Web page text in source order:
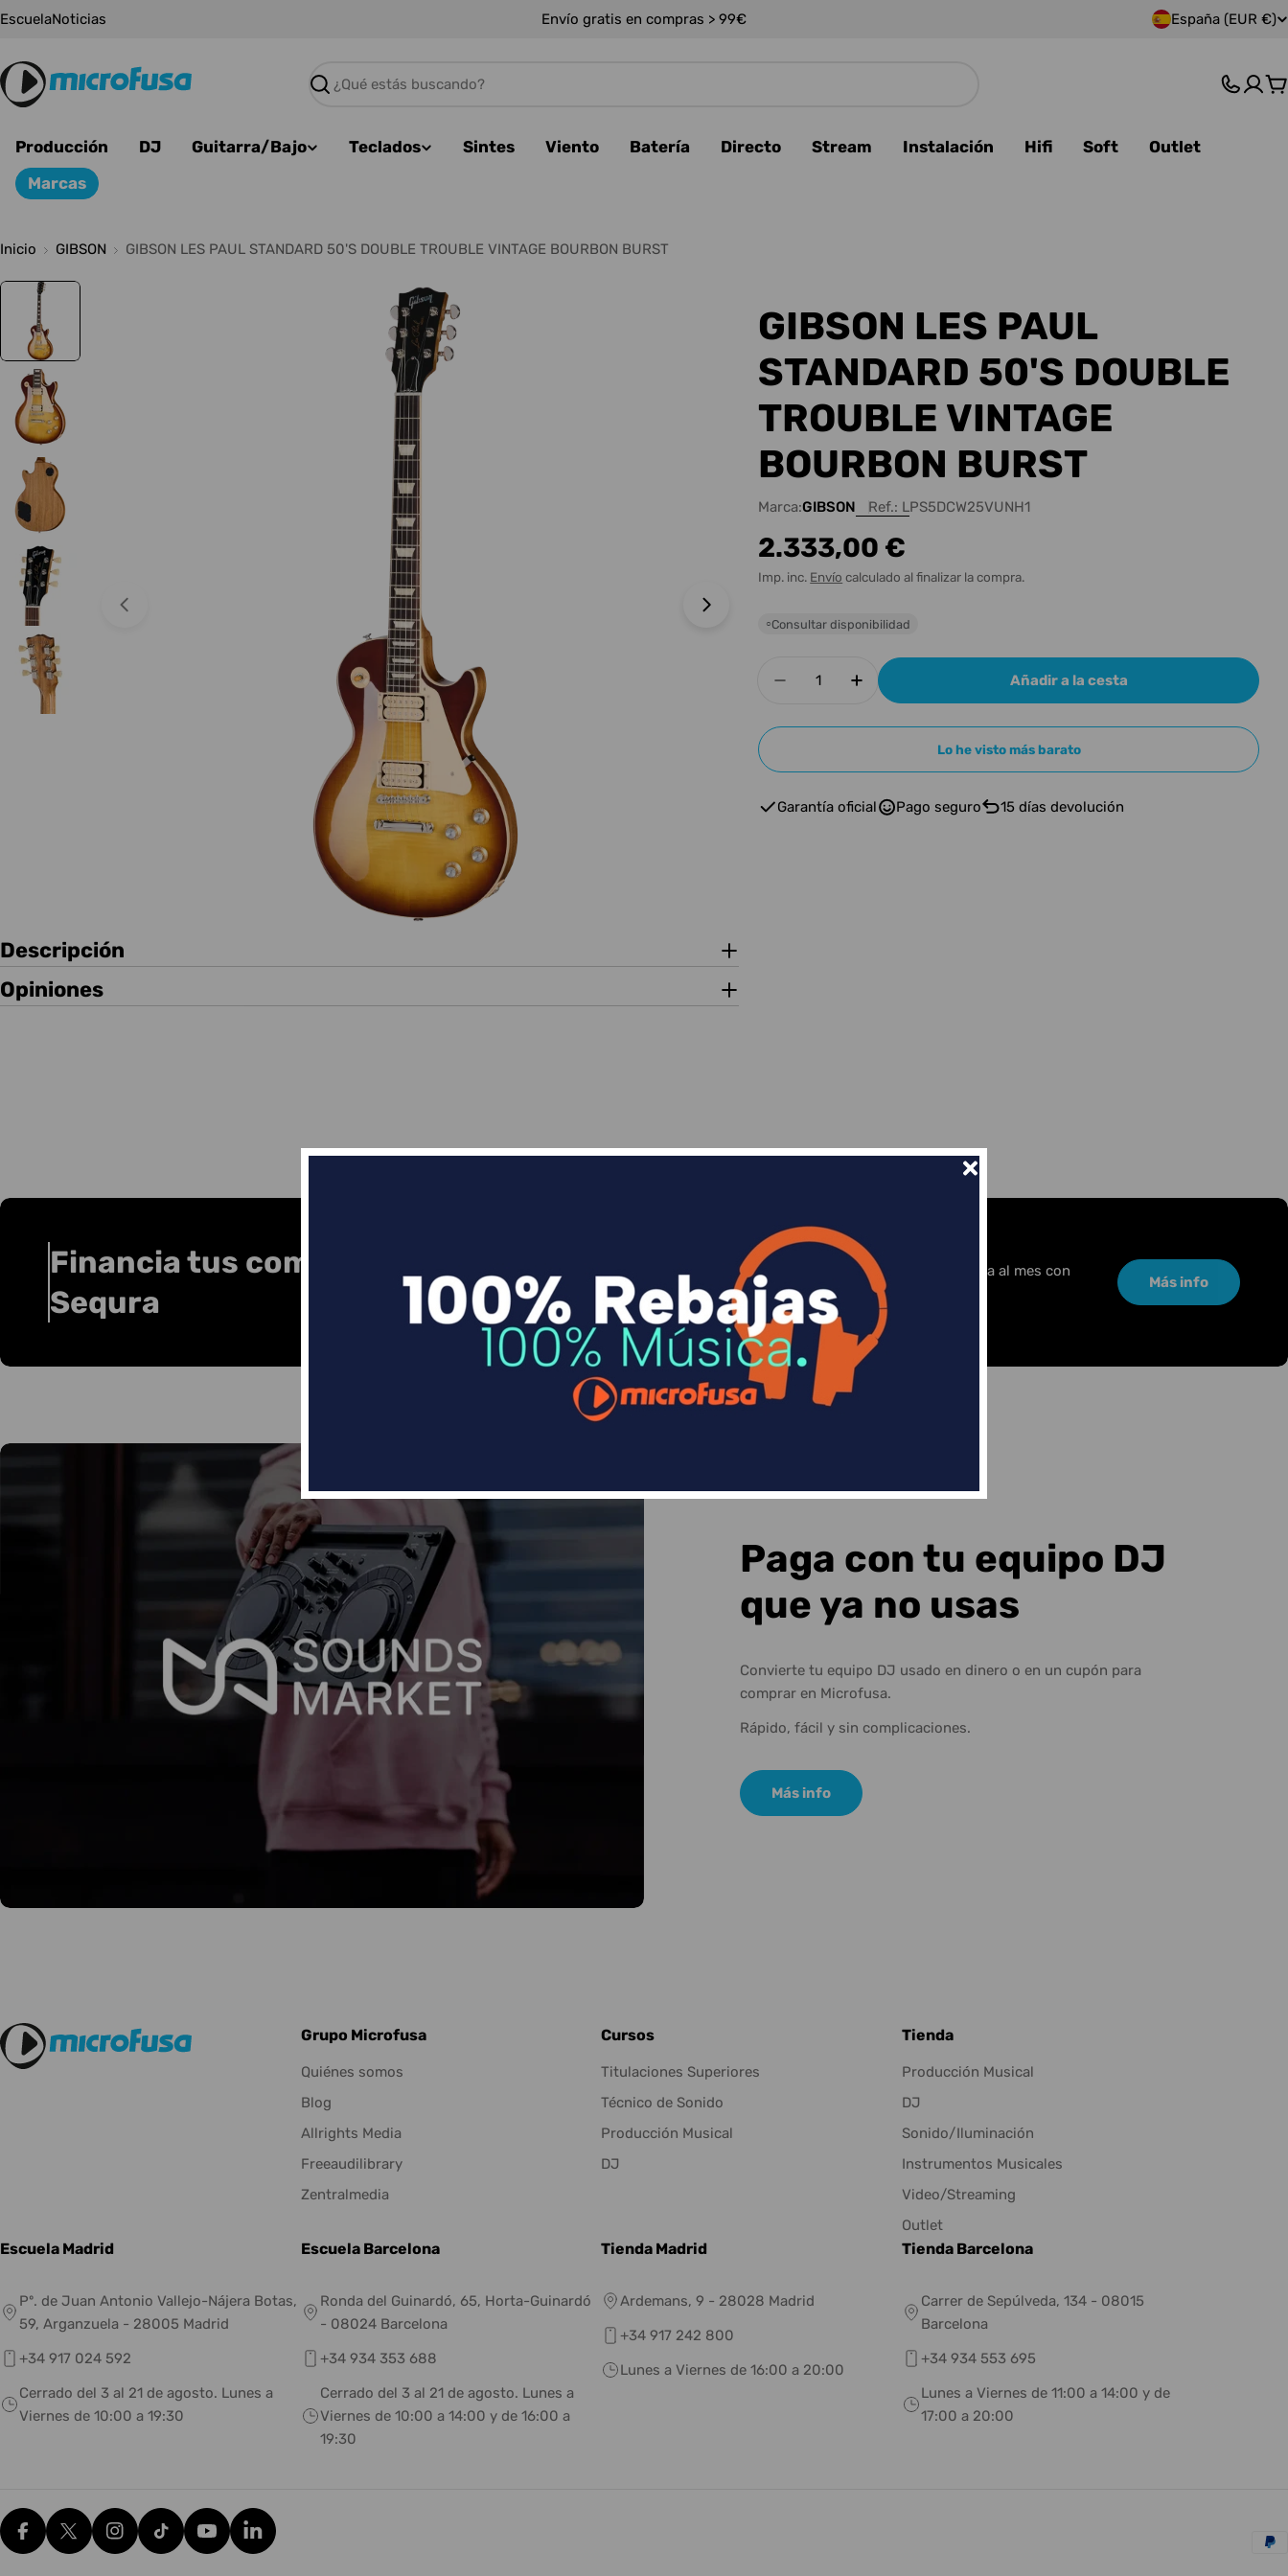
Saltar
EscuelaNoticias Envío gratis en compras > 99€
P
s
i
ó
España (EUR €)
Buscar
Producción DJ Guitarra/Bajo Teclados Sintes Viento Batería Directo Stream Instalación Hifi Soft
Outlet
Marcas
Inicio GIBSON GIBSON LES PAUL STANDARD 50'S DOUBLE TROUBLE VINTAGE BOURBON BURST
Abrir medios 0 en modal
Descripción
Opiniones
GIBSON LES PAUL
STANDARD 50'S DOUBLE
TROUBLE VINTAGE
BOURBON BURST
Marca:GIBSON Ref.: LPS5DCW25VUNH1
Precio
habitual
2.333,00 €
Imp. inc. Envío calculado al finalizar la compra.
○Consultar disponibilidad
Disminuir cantidad para GIBSON LES PAUL STANDARD
Aumentar cantidad para GIBSON LES PAUL
Añadir a la cesta
Lo he visto más barato
Garantía oficial Pago seguro 15 días devolución
Financia tus compras con
Sequra
Divide en 3 sin coste o hasta en 18 meses por una pequeña cuota al mes con
Más info
Paga con tu equipo DJ
que ya no usas
Convierte tu equipo DJ usado en dinero o en un cupón para
comprar en Microfusa.
Rápido, fácil y sin complicaciones.
Más info
Grupo Microfusa
Quiénes somos
Blog
Allrights Media
Freeaudilibrary
Zentralmedia
Cursos
Titulaciones Superiores
Técnico de Sonido
Producción Musical
DJ
Tienda
Producción Musical
DJ
Sonido/Iluminación
Instrumentos Musicales
Video/Streaming
Outlet
Escuela Madrid
Pº. de Juan Antonio Vallejo-Nájera Botas,
59, Arganzuela - 28005 Madrid
+34 917 024 592
Cerrado del 3 al 21 de agosto. Lunes a
Viernes de 10:00 a 19:30
Escuela Barcelona
Ronda del Guinardó, 65, Horta-Guinardó
- 08024 Barcelona
+34 934 353 688
Cerrado del 3 al 21 de agosto. Lunes a
Viernes de 10:00 a 14:00 y de 16:00 a
19:30
Tienda Madrid
Ardemans, 9 - 28028 Madrid
+34 917 242 800
Lunes a Viernes de 16:00 a 20:00
Tienda Barcelona
Carrer de Sepúlveda, 134 - 08015
Barcelona
+34 934 553 695
Lunes a Viernes de 11:00 a 14:00 y de
17:00 a 20:00
FacebookX (Twitter)Instagram
tiktok YouTubeTranslation missing: es.general.social.links.linkedin